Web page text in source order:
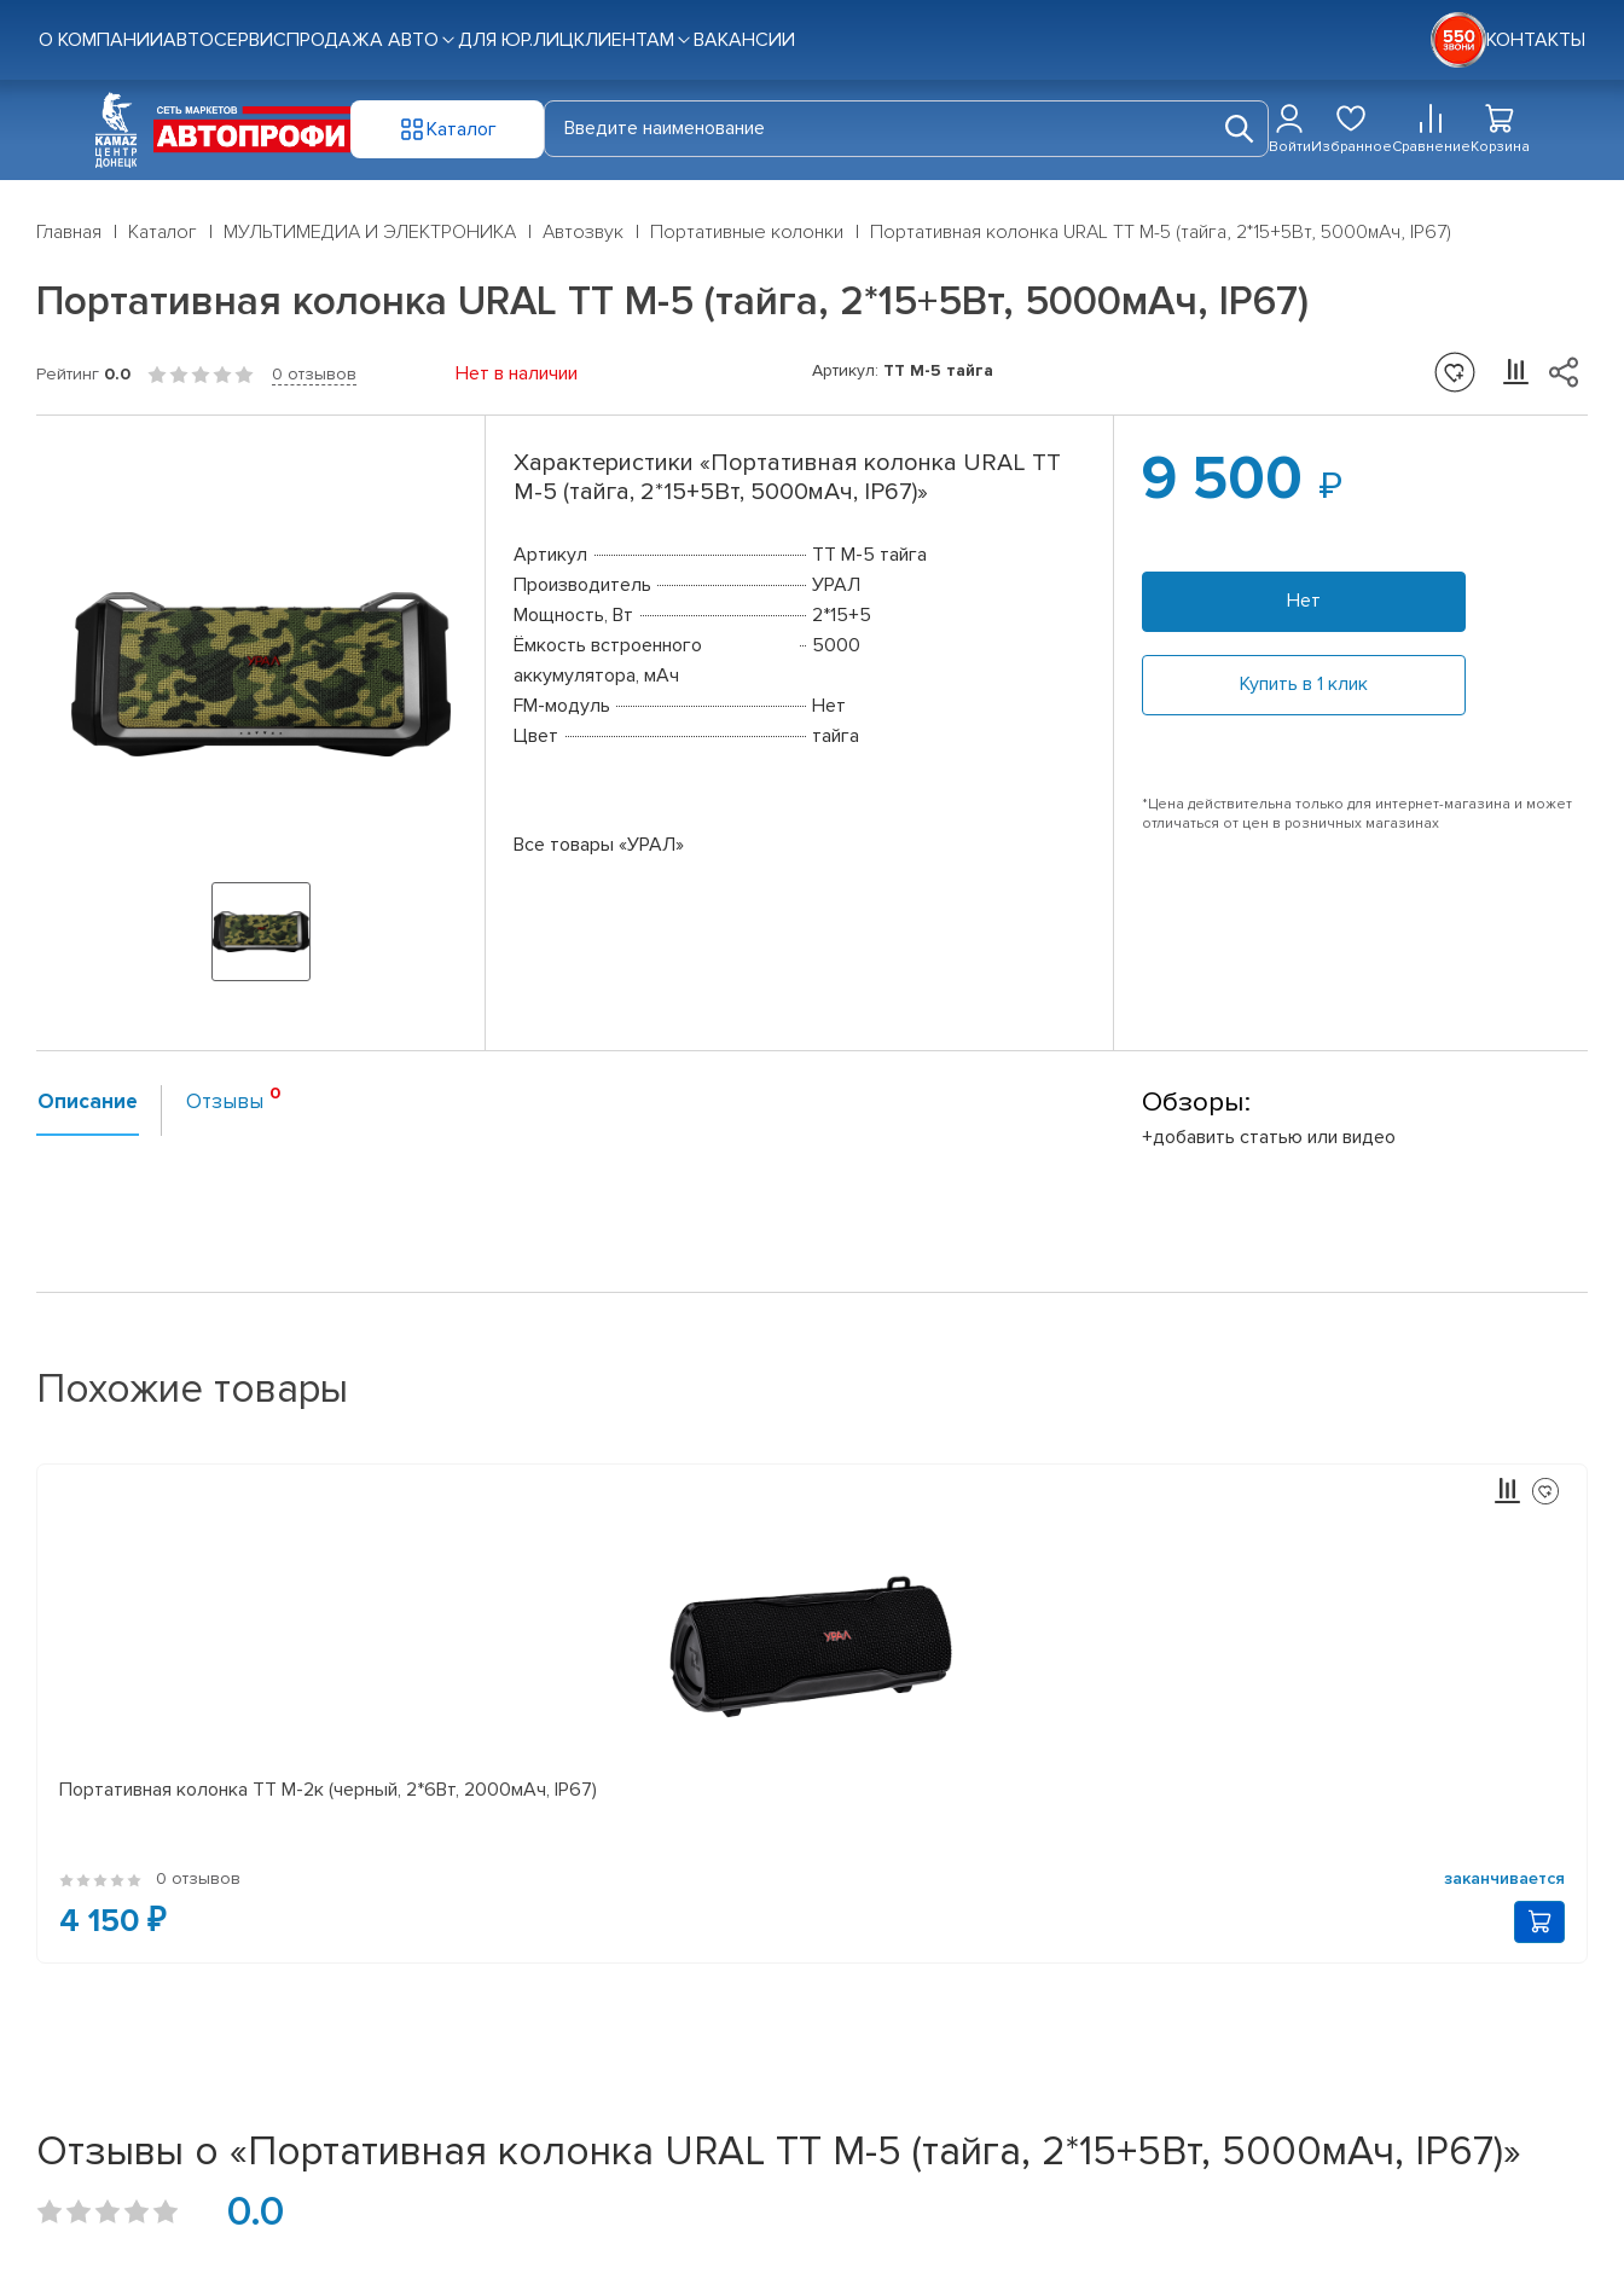
О КОМПАНИИАВТОСЕРВИСПРОДАЖА АВТО ДЛЯ ЮР.ЛИЦКЛИЕНТАМ ВАКАНСИИ КОНТАКТЫ
Каталог
ВойтиИзбранноеСравнениеКорзина
Главная Каталог МУЛЬТИМЕДИА И ЭЛЕКТРОНИКА Автозвук Портативные колонки Портативная колонка URAL ТТ М-5 (тайга, 2*15+5Вт, 5000мАч, IP67)
Портативная колонка URAL ТТ М-5 (тайга, 2*15+5Вт, 5000мАч, IP67)
Рейтинг 0.0 0 отзывов Нет в наличии Артикул: ТТ М-5 тайга
Характеристики «Портативная колонка URAL ТТ
М-5 (тайга, 2*15+5Вт, 5000мАч, IP67)»
Артикул
ТТ М-5 тайга
Производитель
УРАЛ
Мощность, Вт
2*15+5
Ёмкость встроенного
аккумулятора, мАч
5000
FM-модуль
Нет
Цвет
тайга
Все товары «УРАЛ»
9 500
Нет
Купить в 1 клик
*Цена действительна только для интернет-магазина и может
отличаться от цен в розничных магазинах
Описание Отзывы Обзоры:
+добавить статью или видео
Похожие товары
Портативная колонка ТТ М-2к (черный, 2*6Вт, 2000мАч, IP67)
0 отзывов заканчивается
4 150 ₽
Отзывы о «Портативная колонка URAL ТТ М-5 (тайга, 2*15+5Вт, 5000мАч, IP67)»
0.0